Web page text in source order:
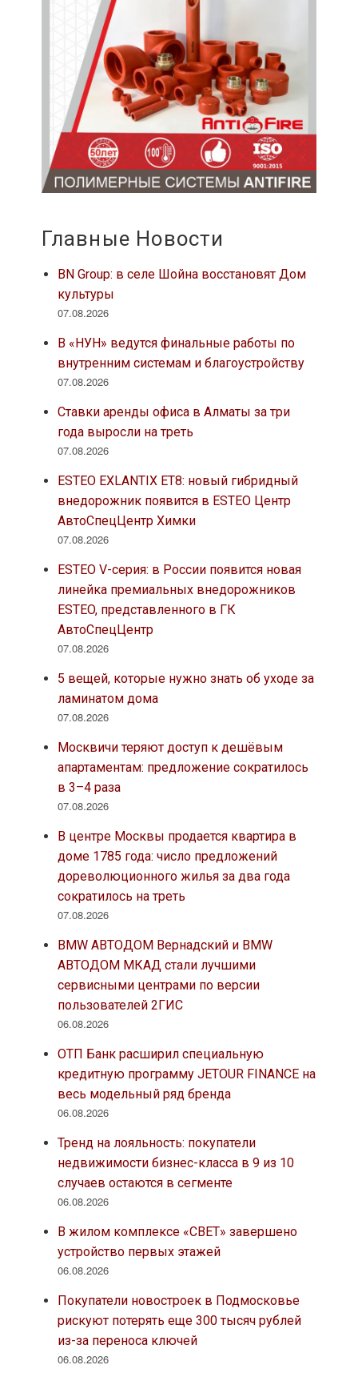
Главные Новости
BN Group: в селе Шойна восстановят Дом
культуры
07.08.2026
В «НУН» ведутся финальные работы по
внутренним системам и благоустройству
07.08.2026
Ставки аренды офиса в Алматы за три
года выросли на треть
07.08.2026
ESTEO EXLANTIX ET8: новый гибридный
внедорожник появится в ESTEO Центр
АвтоСпецЦентр Химки
07.08.2026
ESTEO V-серия: в России появится новая
линейка премиальных внедорожников
ESTEO, представленного в ГК
АвтоСпецЦентр
07.08.2026
5 вещей, которые нужно знать об уходе за
ламинатом дома
07.08.2026
Москвичи теряют доступ к дешёвым
апартаментам: предложение сократилось
в 3–4 раза
07.08.2026
В центре Москвы продается квартира в
доме 1785 года: число предложений
дореволюционного жилья за два года
сократилось на треть
07.08.2026
BMW АВТОДОМ Вернадский и BMW
АВТОДОМ МКАД стали лучшими
сервисными центрами по версии
пользователей 2ГИС
06.08.2026
ОТП Банк расширил специальную
кредитную программу JETOUR FINANCE на
весь модельный ряд бренда
06.08.2026
Тренд на лояльность: покупатели
недвижимости бизнес-класса в 9 из 10
случаев остаются в сегменте
06.08.2026
В жилом комплексе «СВЕТ» завершено
устройство первых этажей
06.08.2026
Покупатели новостроек в Подмосковье
рискуют потерять еще 300 тысяч рублей
из-за переноса ключей
06.08.2026